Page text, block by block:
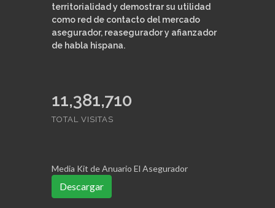
territorialidad y demostrar su utilidad
como red de contacto del mercado
asegurador, reasegurador y afianzador
de habla hispana.
11,381,710
TOTAL VISITAS
Media Kit de Anuario El Asegurador
Descargar